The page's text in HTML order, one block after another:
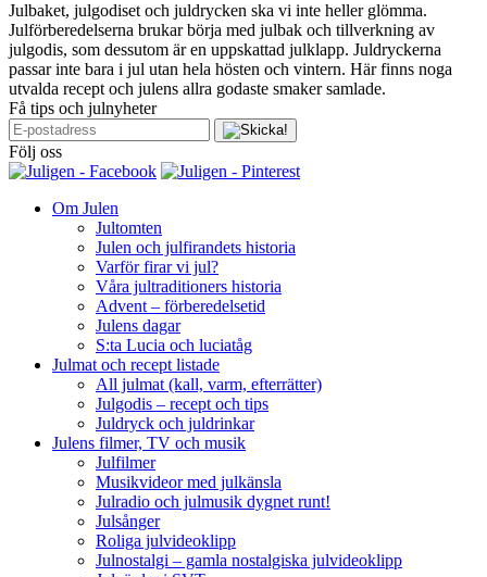
Julbaket, julgodiset och juldrycken ska vi inte heller glömma.
Julförberedelserna brukar börja med julbak och tillverkning av
julgodis, som dessutom är en uppskattad julklapp. Juldryckerna
passar inte bara i jul utan hela hösten och vintern. Här finns noga
utvalda recept och julens allra godaste smaker samlade.
Få tips och julnyheter
Följ oss
Om Julen
Jultomten
Julen och julfirandets historia
Varför firar vi jul?
Våra jultraditioners historia
Advent – förberedelsetid
Julens dagar
S:ta Lucia och luciatåg
Julmat och recept listade
All julmat (kall, varm, efterrätter)
Julgodis – recept och tips
Juldryck och juldrinkar
Julens filmer, TV och musik
Julfilmer
Musikvideor med julkänsla
Julradio och julmusik dygnet runt!
Julsånger
Roliga julvideoklipp
Julnostalgi – gamla nostalgiska julvideoklipp